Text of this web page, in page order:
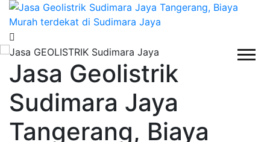
Jasa Geolistrik
Sudimara Jaya
Tangerang, Biaya